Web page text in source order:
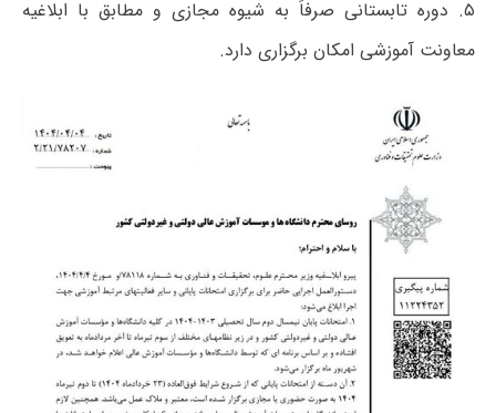
۵. دوره تابستانی صرفاً به شیوه مجازی و مطابق با ابلاغیه
معاونت آموزشی امکان برگزاری دارد.